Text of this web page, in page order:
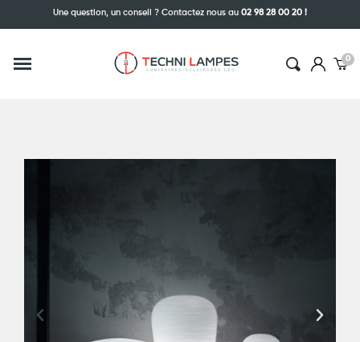
Une question, un conseil ? Contactez nous au 02 98 28 00 20 !